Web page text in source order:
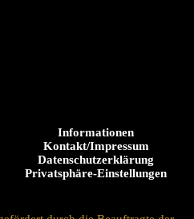
Informationen
Kontakt/Impressum
Datenschutzerklärung
Privatsphäre-Einstellungen